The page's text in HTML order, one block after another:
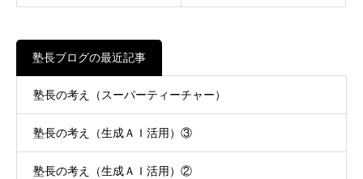
塾長ブログの最近記事
塾長の考え（スーパーティーチャー）
塾長の考え（生成ＡＩ活用）③
塾長の考え（生成ＡＩ活用）②